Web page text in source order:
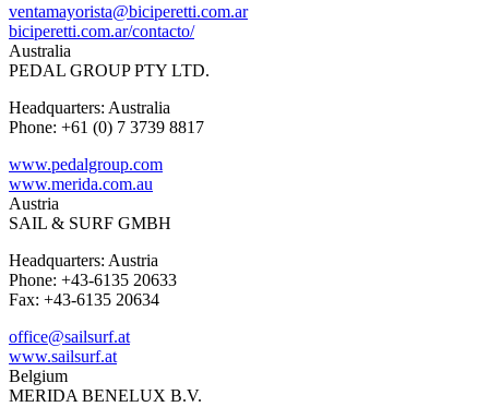
ventamayorista@biciperetti.com.ar
biciperetti.com.ar/contacto/
Australia
PEDAL GROUP PTY LTD.
Headquarters: Australia
Phone: +61 (0) 7 3739 8817
www.pedalgroup.com
www.merida.com.au
Austria
SAIL & SURF GMBH
Headquarters: Austria
Phone: +43-6135 20633
Fax: +43-6135 20634
office@sailsurf.at
www.sailsurf.at
Belgium
MERIDA BENELUX B.V.